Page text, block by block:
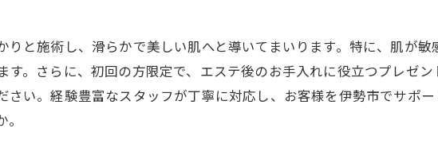
と施術し、滑らかで美しい肌へと導いてまいります。特に、肌が
。さらに、初回の方限定で、エステ後のお手入れに役立つプレゼ
い。経験豊富なスタッフが丁寧に対応し、お客様を伊勢市でサポ